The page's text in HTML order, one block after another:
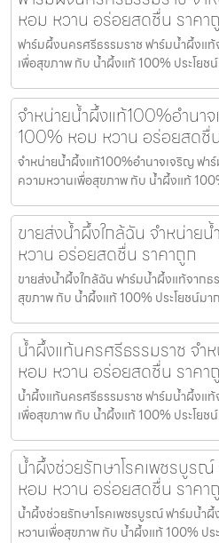
หอม หวาน อร่อยสดชื่น ราคา
ฟาร์มผึ้งนครศรีธรรมราช ฟาร์มน้ำผึ้งแ
เพื่อสุขภาพ กับ น้ำผึ้งแท้ 100% ประโยช
จำหน่ายน้ำผึ้งแท้100%อำนา
100% หอม หวาน อร่อยสดชื่
จำหน่ายน้ำผึ้งแท้100%อำนาจเจริญ ฟา
ความหวานเพื่อสุขภาพ กับ น้ำผึ้งแท้
ขายส่งน้ำผึ้งใกล้ฉัน จำหน่าย
หวาน อร่อยสดชื่น ราคาถูก
ขายส่งน้ำผึ้งใกล้ฉัน ฟาร์มน้ำผึ้งแท้จากธ
สุขภาพ กับ น้ำผึ้งแท้ 100% ประโยชน์มา
น้ำผึ้งแท้นครศรีธรรมราช จำ
หอม หวาน อร่อยสดชื่น ราคา
น้ำผึ้งแท้นครศรีธรรมราช ฟาร์มน้ำผึ้งแ
เพื่อสุขภาพ กับ น้ำผึ้งแท้ 100% ประโยช
น้ำผึ้งช่วยรักษาโรคเพชรบูร
หอม หวาน อร่อยสดชื่น ราคา
น้ำผึ้งช่วยรักษาโรคเพชรบูรณ์ ฟาร์มน้ำ
หวานเพื่อสุขภาพ กับ น้ำผึ้งแท้ 100% ปร